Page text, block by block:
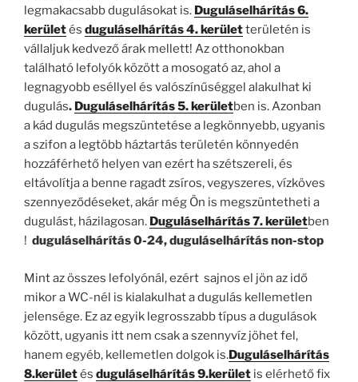
legmakacsabb dugulásokat is. Duguláselhárítás 6.
kerületés duguláselhárítás 4. kerületterületén is
vállaljuk kedvező árak mellett! Az otthonokban
található lefolyók között a mosogató az, ahol a
legnagyobb eséllyel és valószínűséggel alakulhat ki
dugulás. Duguláselhárítás 5. kerületben is. Azonban
a kád dugulás megszüntetése a legkönnyebb, ugyanis
a szifon a legtöbb háztartás területén könnyedén
hozzáférhető helyen van ezért ha szétszereli, és
eltávolítja a benne ragadt zsíros, vegyszeres, vízköves
szennyeződéseket, akár még Ön is megszüntetheti a
dugulást, házilagosan. Duguláselhárítás 7. kerületben
! duguláselhárítás 0-24, duguláselhárítás non-stop
Mint az összes lefolyónál, ezért sajnos el jön az idő
mikor a WC-nél is kialakulhat a dugulás kellemetlen
jelensége. Ez az egyik legrosszabb típus a dugulások
között, ugyanis itt nem csak a szennyvíz jöhet fel,
hanem egyéb, kellemetlen dolgok is.Duguláselhárítás
8.kerületés duguláselhárítás 9.kerület is elérhető fix